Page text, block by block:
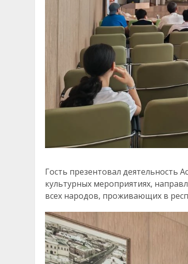
Гость презентовал деятельность
культурных мероприятиях,
всех народов, проживающих в